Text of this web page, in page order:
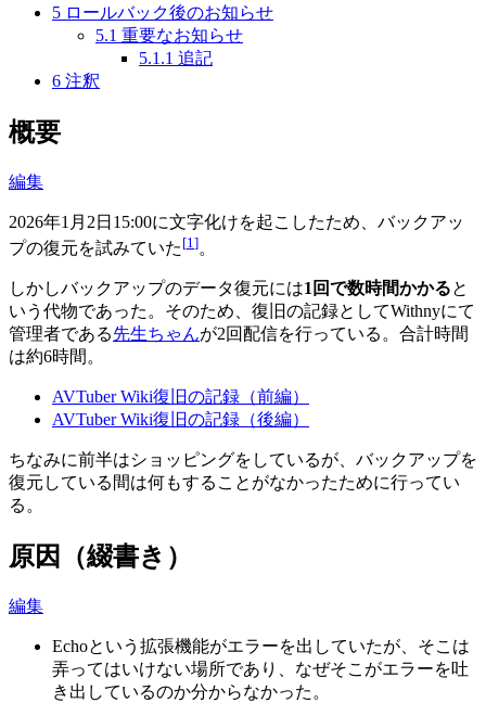
5 ロールバック後のお知らせ
5.1 重要なお知らせ
5.1.1 追記
6 注釈
概要
編集
2026年1月2日15:00に文字化けを起こしたため、バックアッ
プの復元を試みていた [1 ]。
しかしバックアップのデータ復元には1回で数時間かかると
いう代物であった。そのため、復旧の記録としてWithnyにて
管理者である先生ちゃんが2回配信を行っている。合計時間
は約6時間。
AVTuber Wiki復旧の記録（前編）
AVTuber Wiki復旧の記録（後編）
ちなみに前半はショッピングをしているが、バックアップを
復元している間は何もすることがなかったために行ってい
る。
原因（綴書き）
編集
Echoという拡張機能がエラーを出していたが、そこは
弄ってはいけない場所であり、なぜそこがエラーを吐
き出しているのか分からなかった。